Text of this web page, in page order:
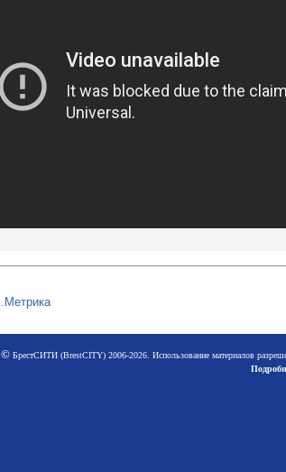
©БрестСИТИ (BrestCITY) 2006-2026. Использование материалов